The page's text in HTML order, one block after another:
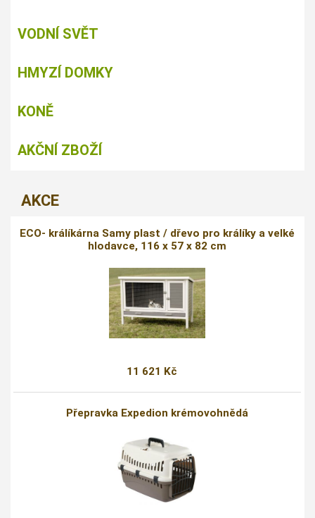
VODNÍ SVĚT
HMYZÍ DOMKY
KONĚ
AKČNÍ ZBOŽÍ
AKCE
ECO- králíkárna Samy plast / dřevo pro králíky a velké
hlodavce, 116 x 57 x 82 cm
11 621 Kč
Přepravka Expedion krémovohnědá